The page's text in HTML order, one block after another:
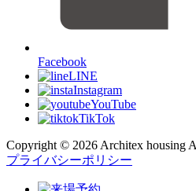
Facebook
LINE
Instagram
YouTube
TikTok
Copyright © 2026 Architex housing
プライバシーポリシー